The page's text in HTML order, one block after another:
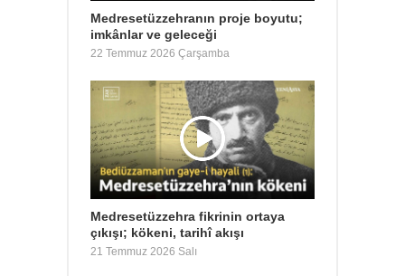
Medresetüzzehranın proje boyutu;
imkânlar ve geleceği
22 Temmuz 2026 Çarşamba
Medresetüzzehra fikrinin ortaya
çıkışı; kökeni, tarihî akışı
21 Temmuz 2026 Salı